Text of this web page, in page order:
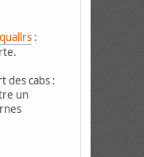
:
des cabs :
un